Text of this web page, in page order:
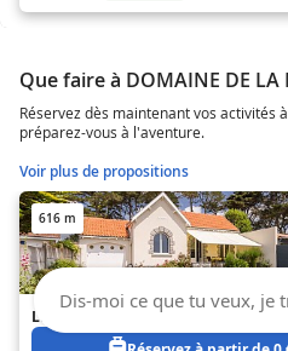
Que faire à DOMAINE DE LA
Réservez dès maintenant vos activités
préparez-vous à l'aventure.
Voir plus de propositions
616 m
LES EMBRUNS
Dis-moi ce que tu veux, je